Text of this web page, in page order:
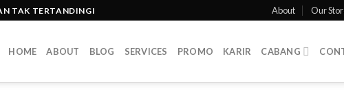
TAK TERTANDINGI About Our
HOME ABOUT BLOG SERVICES PROMO KARIR CABANG